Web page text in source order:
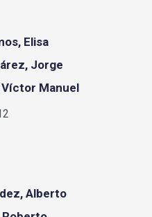
Elisa
Jorge
Manuel
Alberto